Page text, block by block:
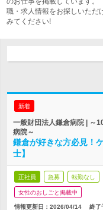
職・求人情報をお探しいただ
みてください!
新着
一般財団法人鎌倉病院 | ～
病院～
鎌倉が好きな方必見！
士】
正社員 急募 転勤なし
女性のおしごと掲載中
情報更新日：2026/04/14 終了